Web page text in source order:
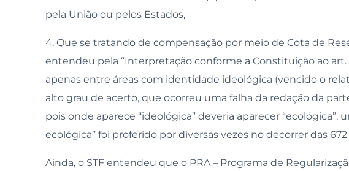
pela União ou pelos Estados,
4. Que se tratando de compensação por meio de Cota de
entendeu pela “Interpretação conforme a Constituição ao art.
apenas entre áreas com identidade ideológica (vencido o
alto grau de acerto, que ocorreu uma falha da redação da
pois onde aparece “ideológica” deveria aparecer
ecológica” foi proferido por diversas vezes no decorrer das
Ainda, o STF entendeu que o PRA – Programa de